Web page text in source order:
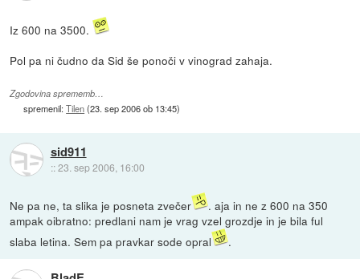
Iz 600 na 3500.
Pol pa ni čudno da Sid še ponoči v vinograd zahaja.
Zgodovina sprememb…
spremenil:Tilen(23. sep 2006 ob 13:45)
sid911
::23. sep 2006, 16:00
Ne pa ne, ta slika je posneta zvečer
. aja in ne z 600 na 350
ampak oibratno: predlani nam je vrag vzel grozdje in je bila ful
slaba letina. Sem pa pravkar sode opral
.